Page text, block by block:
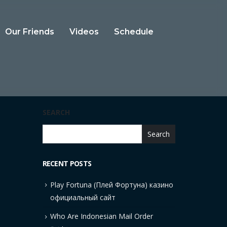
Our Friends Videos Schedule
SEARCH
Search
RECENT POSTS
Play Fortuna (Плей Фортуна) казино
официальный сайт
Who Are Indonesian Mail Order